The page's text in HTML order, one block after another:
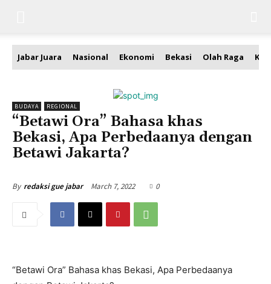
Jabar Juara Nasional Ekonomi Bekasi Olah Raga
BUDAYA REGIONAL
“Betawi Ora” Bahasa khas
Bekasi, Apa Perbedaanya dengan
Betawi Jakarta?
By redaksi gue jabar March 7, 2022 0
“Betawi Ora” Bahasa khas Bekasi, Apa Perbedaanya